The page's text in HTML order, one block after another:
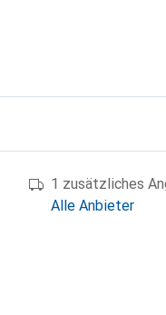
1 zusätzliches
Alle Anbieter